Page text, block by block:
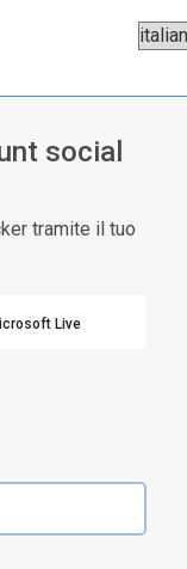
social
tramite il tuo
Live